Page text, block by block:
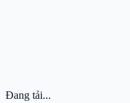
Đang tải...